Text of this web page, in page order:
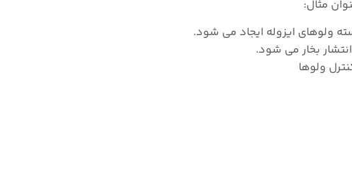
مثال:
ولوهای ایزوله ایجاد می شود.
بخار می شود.
ولوها